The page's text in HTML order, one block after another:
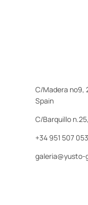
C/Madera nº9,
Spain
C/Barquillo
+34 951 507 053
galeria@yusto-